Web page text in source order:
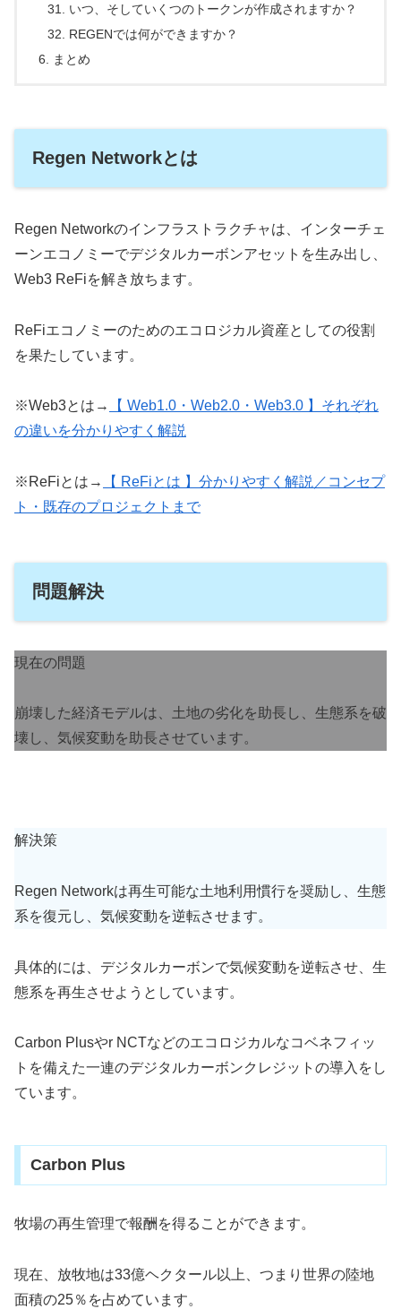
いつ、そしていくつのトークンが作成されますか？
REGENでは何ができますか？
まとめ
Regen Networkとは
Regen Networkのインフラストラクチャは、インターチェ
ーンエコノミーでデジタルカーボンアセットを生み出し、
Web3 ReFiを解き放ちます。
ReFiエコノミーのためのエコロジカル資産としての役割
を果たしています。
※Web3とは→
【 Web1.0・Web2.0・Web3.0 】それぞれ
の違いを分かりやすく解説
※ReFiとは→
【 ReFiとは 】分かりやすく解説／コンセプ
ト・既存のプロジェクトまで
問題解決
現在の問題
崩壊した経済モデルは、土地の劣化を助長し、生態系を破
壊し、気候変動を助長させています。
解決策
Regen Networkは再生可能な土地利用慣行を奨励し、生態
系を復元し、気候変動を逆転させます。
具体的には、デジタルカーボンで気候変動を逆転させ、生
態系を再生させようとしています。
Carbon Plusやr NCTなどのエコロジカルなコベネフィッ
トを備えた一連のデジタルカーボンクレジットの導入をし
ています。
Carbon Plus
牧場の再生管理で報酬を得ることができます。
現在、放牧地は33億ヘクタール以上、つまり世界の陸地
面積の25％を占めています。